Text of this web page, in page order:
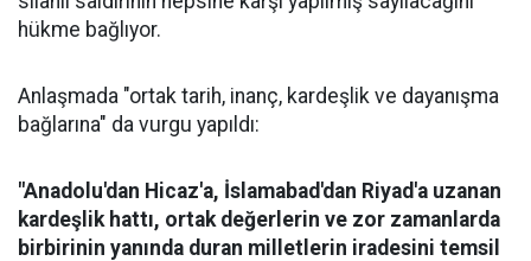
hükme bağlıyor.
Anlaşmada "ortak tarih, inanç, kardeşlik ve dayanışma
bağlarına" da vurgu yapıldı:
"Anadolu'dan Hicaz'a, İslamabad'dan Riyad'a uzanan
kardeşlik hattı, ortak değerlerin ve zor zamanlarda
birbirinin yanında duran milletlerin iradesini temsil